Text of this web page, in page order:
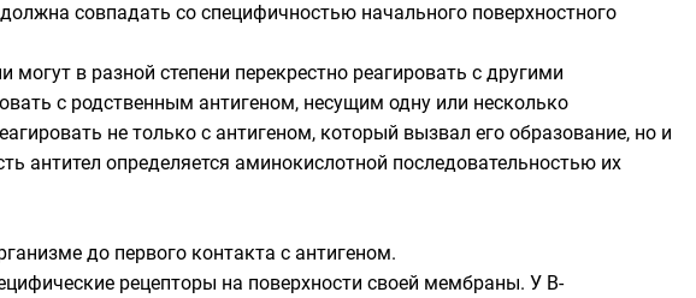
должна совпадать со специфичностью начального поверхностного
в разной степени перекрестно реагировать с другими
с родственным антигеном, несущим одну или несколько
не только с антигеном, который вызвал его образование, но и
антител определяется аминокислотной последовательностью их
до первого контакта с антигеном.
рецепторы на поверхности своей мембраны. У B-